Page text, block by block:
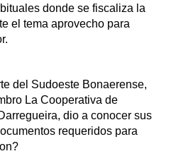
donde se fiscaliza la
el tema aprovecho para
del Sudoeste Bonaerense,
La Cooperativa de
dio a conocer sus
requeridos para